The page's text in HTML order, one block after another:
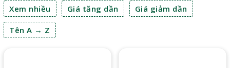
Xem nhiều Giá tăng dần Giá giảm dần
Tên A → Z